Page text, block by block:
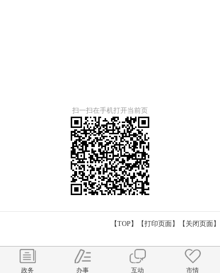
扫一扫在手机打开当前页
【TOP】 【打印页面 】【 关闭页面 】
政务 办事 互动 市情